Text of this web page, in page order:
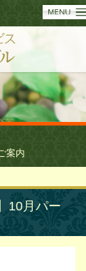
案内
10月パー